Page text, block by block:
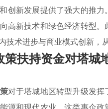
创新发展提供了强大的推
高新技术和绿色经济转型
技术进步与商业模式创新，
策扶持资金对塔城
对于塔城地区转型升级发